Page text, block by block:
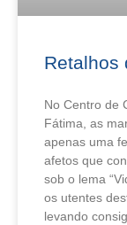
Retalhos
No Centro de
Fátima, as
apenas uma
afetos que
sob o lema
os utentes
levando